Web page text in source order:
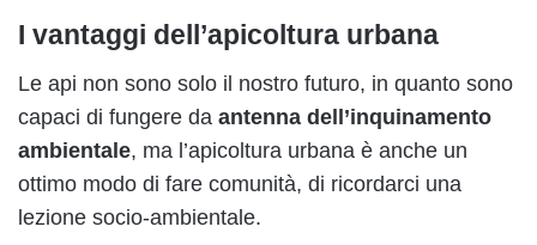
I vantaggi dell’apicoltura urbana
Le api non sono solo il nostro futuro, in quanto sono
capaci di fungere da antenna dell’inquinamento
ambientale, ma l’apicoltura urbana è anche un
ottimo modo di fare comunità, di ricordarci una
lezione socio-ambientale.